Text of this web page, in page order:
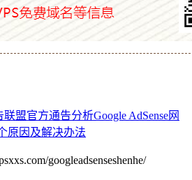
联盟官方通告分析Google AdSense网
原因及解决办法
googleadsenseshenhe/